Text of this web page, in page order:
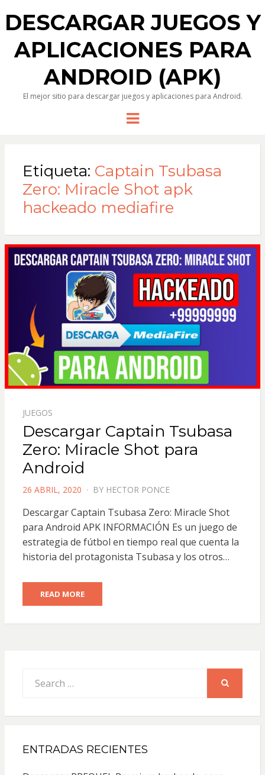
DESCARGAR JUEGOS Y
APLICACIONES PARA
ANDROID (APK)
El mejor sitio para descargar juegos y aplicaciones para Android.
Menu
Etiqueta: Captain Tsubasa
Zero: Miracle Shot apk
hackeado mediafire
JUEGOS
Descargar Captain Tsubasa
Zero: Miracle Shot para
Android
POSTED
26 ABRIL, 2020 BY HECTOR PONCE
Descargar Captain Tsubasa Zero: Miracle Shot
para Android APK INFORMACIÓN Es un juego de
estrategia de fútbol en tiempo real que cuenta la
historia del protagonista Tsubasa y los otros…
READ MORE
for:
ENTRADAS RECIENTES